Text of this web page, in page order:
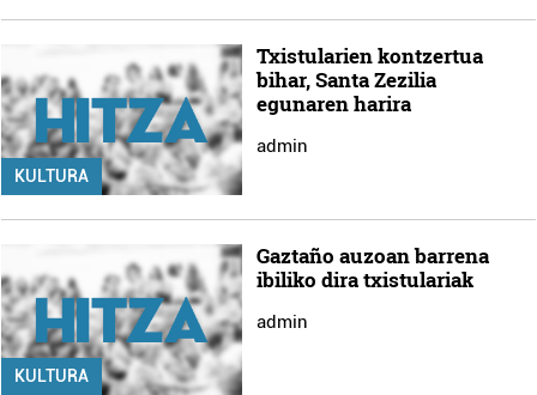
KULTURA
Txistularien kontzertua
bihar, Santa Zezilia
egunaren harira
admin
KULTURA
Gaztaño auzoan barrena
ibiliko dira txistulariak
admin